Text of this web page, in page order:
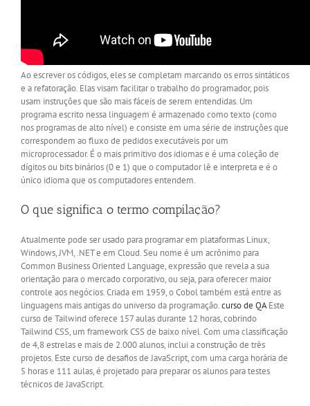
Ao escrever os códigos, eles se completam marcando os erros sintáticos
e a refatoração. Elas visam facilitar o trabalho do programador, pois
usam instruções que são mais fáceis de serem entendidas. Um
programa escrito nessa linguagem é armazenado como texto (como
nos programas de alto nível) e consiste em uma série de instruções que
correspondem ao fluxo de pedidos executáveis ​​por um
microprocessador. É o mais primitivo dos idiomas e é uma coleção de
dígitos ou bits binários (0 e 1) que o computador lê e interpreta e é o
único idioma que os computadores entendem.
O que significa o termo compilação?
Atualmente pode ser usado para programar em plataformas Linux,
Windows, JVM, .NET e em Cloud. Seu nome é um acrônimo para
Common Business Oriented Language, expressão que revela a sua
orientação para o mercado corporativo, ou seja, para oferecer maior
controle aos negócios. Criada em 1959, o Cobol também está entre as
linguagens mais antigas do universo da programação.curso de QAEste
curso de Tailwind oferece 157 aulas durante 12 horas, cobrindo
Tailwind CSS, um framework CSS de baixo nível. Com uma classificação
de 4,8 estrelas e mais de 2.000 alunos, inclui a construção de três
projetos. Este curso de desafios de JavaScript, com uma carga horária de
5 horas e 111 aulas, é projetado para preparar os alunos para testes
técnicos de JavaScript.